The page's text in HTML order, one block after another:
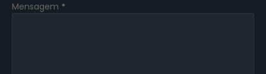
Mensagem *